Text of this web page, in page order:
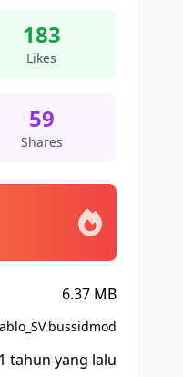
183
Likes
59
Shares
6.37 MB
1 tahun yang lalu